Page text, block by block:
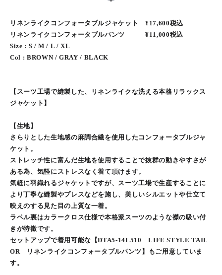
12
リネンライクコンフォータブルジャケット​ ¥17,600税込
リネンライクコンフォータブルパンツ​ ¥11,000税込
Size : S / M / L / XL
Col : ​BROWN ​/​ GRAY / BLACK
【スーツ工場で縫製した、リネンライクな洗える本格リラックス
ジャケット】
【生地】
さらりとした生地感の麻調合繊を使用したコンフォータブルジャ
ケット。
ストレッチ性に富んだ生地を使用することで抜群の動きやすさが
ある為、気軽にストレスなく着て頂けます。
気軽に羽織れるジャケットですが、スーツ工場で生産することに
より丁寧な縫製やプレスなどを施し、美しいシルエットや仕立て
映えのする見た目の上質な一着。
ラペル裏はカラークロス仕様で本格派スーツのような襟の吸い付
きが特徴です。
セットアップで着用可能な【DTA5-14L510 LIFE STYLE TAIL
OR リネンライクコンフォータブルパンツ】もご用意していま
す。